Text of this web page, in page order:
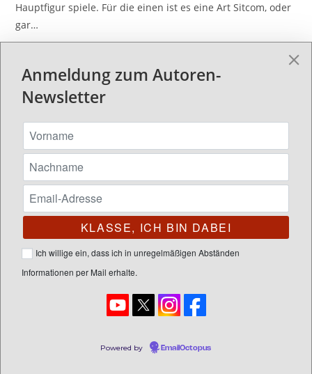
Hauptfigur spiele. Für die einen ist es eine Art Sitcom, oder
gar…
Suchen
SUCHEN
Neues Cover für meine Young Adult Fantasy Reihe: Vanira 1
Neues Kleid für meine Fantasy-Serie
Neues Projekt: Endlich wieder ein Buch
FAQs – Edition 1 – Der Atalon Zyklus
Anmeldung zum Autoren-
Newsletter
Ich willige ein, dass ich in unregelmäßigen Abständen
Informationen per Mail erhalte.
Powered by EmailOctopus